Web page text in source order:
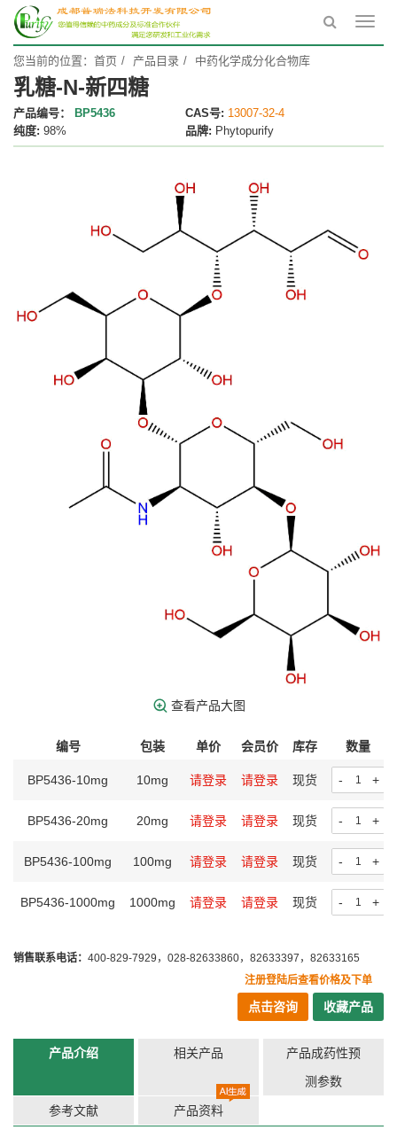
您当前的位置： 首页 产品目录 中药化学成分化合物库
乳糖-N-新四糖
产品编号： BP5436 CAS号: 13007-32-4
纯度: 98% 品牌: Phytopurify
查看产品大图
编号 包装 单价 会员价 库存 数量
BP5436-10mg 10mg 请登录 请登录 现货 - +
BP5436-20mg 20mg 请登录 请登录 现货 - +
BP5436-100mg 100mg 请登录 请登录 现货 - +
BP5436-1000mg 1000mg 请登录 请登录 现货 - +
销售联系电话： 400-829-7929，028-82633860，82633397，82633165
注册登陆后查看价格及下单
点击咨询 收藏产品
产品介绍 相关产品
产品成药性预
测参数
参考文献 产品资料